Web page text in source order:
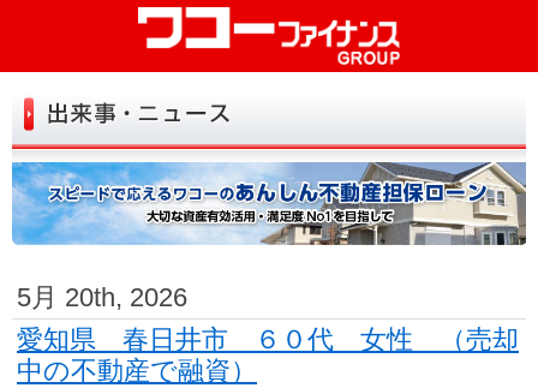
初めての方へ
お申込み
よくある質問
お役立ち情報
店舗一覧
5月 20th, 2026
愛知県 春日井市 ６０代 女性 （売却
中の不動産で融資）